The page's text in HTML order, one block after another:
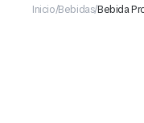
Inicio Bebidas Bebida